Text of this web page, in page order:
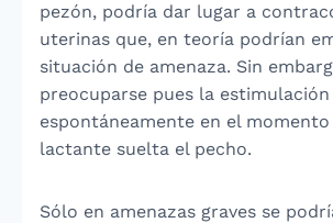
pezón, podría dar lugar a
uterinas que, en teoría podrían
situación de amenaza. Sin
preocuparse pues la
espontáneamente en el
lactante suelta el pecho.
Sólo en amenazas graves se